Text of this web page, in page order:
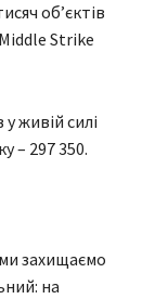
об’єктів
Strike
живій силі
– 297 350.
захищаємо
на